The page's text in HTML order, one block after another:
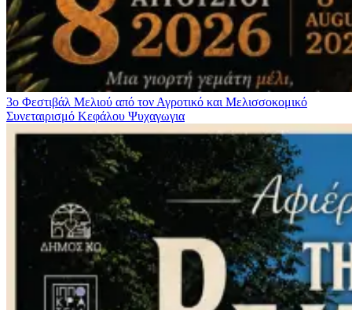
3ο Φεστιβάλ Μελιού από τον Αγροτικό και Μελισσοκομικό
Συνεταιρισμό Κεφάλου Ψυχαγωγια